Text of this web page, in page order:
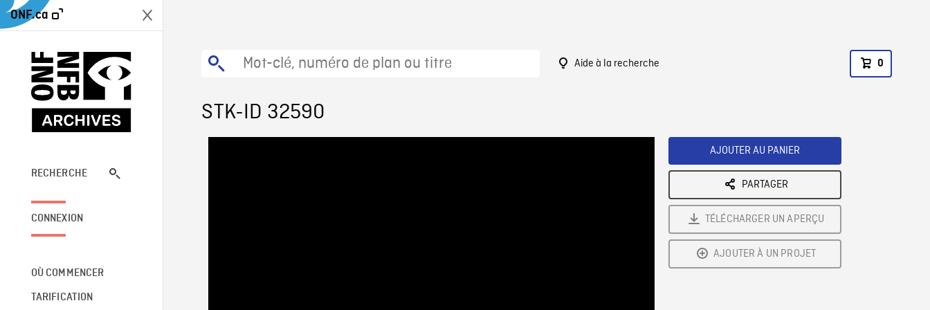
ONF.ca
RECHERCHE
CONNEXION
OÙ COMMENCER
TARIFICATION
Aide à la recherche 0
STK-ID 32590
AJOUTER AU PANIER
PARTAGER
TÉLÉCHARGER UN APERÇU
AJOUTER À UN PROJET